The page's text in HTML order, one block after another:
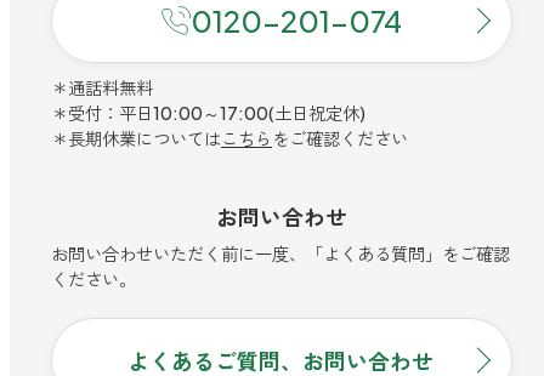
0120-201-074
＊通話料無料
＊受付：平日10:00～17:00(土日祝定休)
＊長期休業については こちら をご確認ください
お問い合わせ
お問い合わせいただく前に一度、「よくある質問」をご確認
ください。
よくあるご質問、お問い合わせ